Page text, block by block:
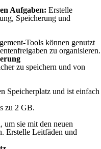
Aufgaben: Erstelle
Speicherung und
Tools können genutzt
zu organisieren.
zu speichern und von
Speicherplatz und ist einfach
zu 2 GB.
sie mit den neuen
Erstelle Leitfäden und